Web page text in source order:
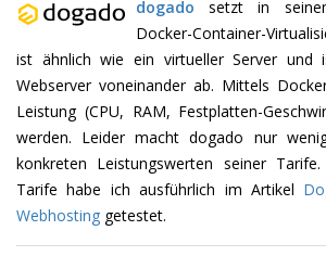
dogado setzt in
Docker-Container-
ist ähnlich wie ein virtueller Server und
Webserver voneinander ab. Mittels
Leistung (CPU, RAM, Festplatten-
werden. Leider macht dogado nur
konkreten Leistungswerten seiner
Tarife habe ich ausführlich im Artikel
Webhosting getestet.